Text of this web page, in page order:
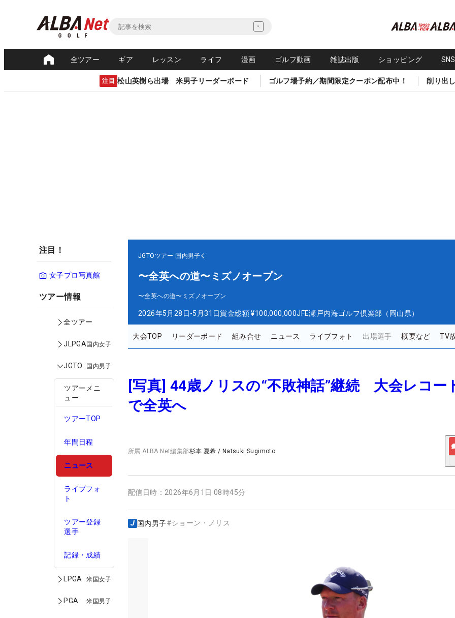
全ツアー ギア レッスン ライフ 漫画 ゴルフ動画 雑誌出版 ショッピング
注目 松山英樹ら出場 米男子リーダーボード ゴルフ場予約／期間限定クーポン配布中！ 削り出
注目！
女子プロ写真館
ツアー情報
全ツアー
JLPGA国内女子
JGTO 国内男子
ツアーメニ
ュー
ツアーTOP
年間日程
ニュース
ライブフォ
ト
ツアー登録
選手
記録・成績
LPGA 米国女子
PGA 米国男子
JGTOツアー 国内男子
〜全英への道〜ミズノオープン
〜全英への道〜ミズノオープン
2026年5月28日-5月31日賞金総額 ¥100,000,000JFE瀬戸内海ゴルフ倶楽部（岡山県）
大会TOP リーダーボード 組み合せ ニュース ライブフォト 出場選手 概要など TV
[写真] 44歳ノリスの“不敗神話”継続 大会レコー
で全英へ
所属ALBA Net編集部杉本 夏希 / Natsuki Sugimoto
配信日時： 2026年6月1日 08時45分
国内男子#ショーン・ノリス